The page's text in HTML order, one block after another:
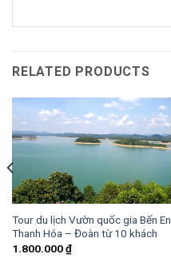
RELATED PRODUCTS
Tour du lịch Vườn quốc gia Bến En
Thanh Hóa – Đoàn từ 10 khách
1.800.000₫